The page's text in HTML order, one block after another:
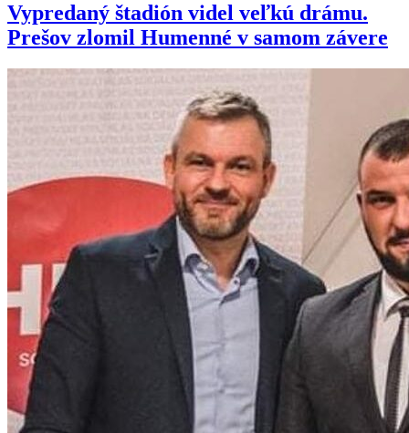
Vypredaný štadión videl veľkú drámu.
Prešov zlomil Humenné v samom závere